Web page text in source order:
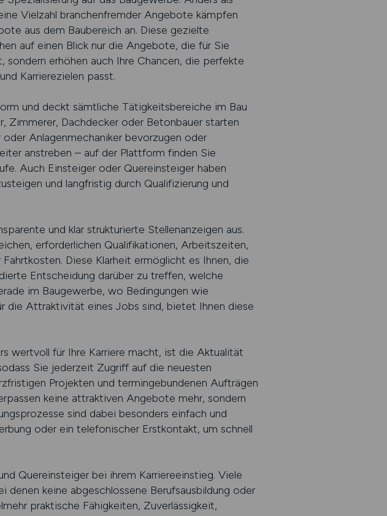
Vielzahl branchenfremder Angebote kämpfen
aus dem Baubereich an. Diese gezielte
auf einen Blick nur die Angebote, die für Sie
erhöhen auch Ihre Chancen, die perfekte
Karrierezielen passt.
und deckt sämtliche Tätigkeitsbereiche im Bau
Zimmerer, Dachdecker oder Betonbauer starten
Anlagenmechaniker bevorzugen oder
anstreben – auf der Plattform finden Sie
Auch Einsteiger oder Quereinsteiger haben
und langfristig durch Qualifizierung und
und klar strukturierte Stellenanzeigen aus.
erforderlichen Qualifikationen, Arbeitszeiten,
Diese Klarheit ermöglicht es Ihnen, die
Entscheidung darüber zu treffen, welche
im Baugewerbe, wo Bedingungen wie
die Attraktivität eines Jobs sind, bietet Ihnen diese
wertvoll für Ihre Karriere macht, ist die Aktualität
Sie jederzeit Zugriff auf die neuesten
Projekten und termingebundenen Aufträgen
keine attraktiven Angebote mehr, sondern
sind dabei besonders einfach und
oder ein telefonischer Erstkontakt, um schnell
Quereinsteiger bei ihrem Karriereeinstieg. Viele
keine abgeschlossene Berufsausbildung oder
praktische Fähigkeiten, Zuverlässigkeit,